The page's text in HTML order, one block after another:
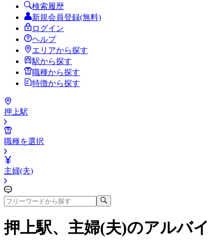
検索履歴
新規会員登録(無料)
ログイン
ヘルプ
エリアから探す
駅から探す
職種から探す
特徴から探す
押上駅
職種を選択
主婦(夫)
押上駅、主婦(夫)のアルバイ